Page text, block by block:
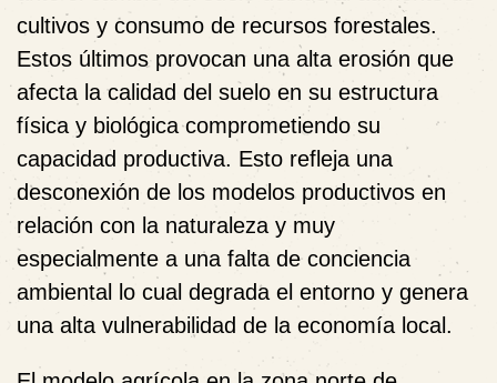
cultivos y consumo de recursos forestales.
Estos últimos provocan una alta erosión que
afecta la calidad del suelo en su estructura
física y biológica comprometiendo su
capacidad productiva. Esto refleja una
desconexión de los modelos productivos en
relación con la naturaleza y muy
especialmente a una falta de conciencia
ambiental lo cual degrada el entorno y genera
una alta vulnerabilidad de la economía local.